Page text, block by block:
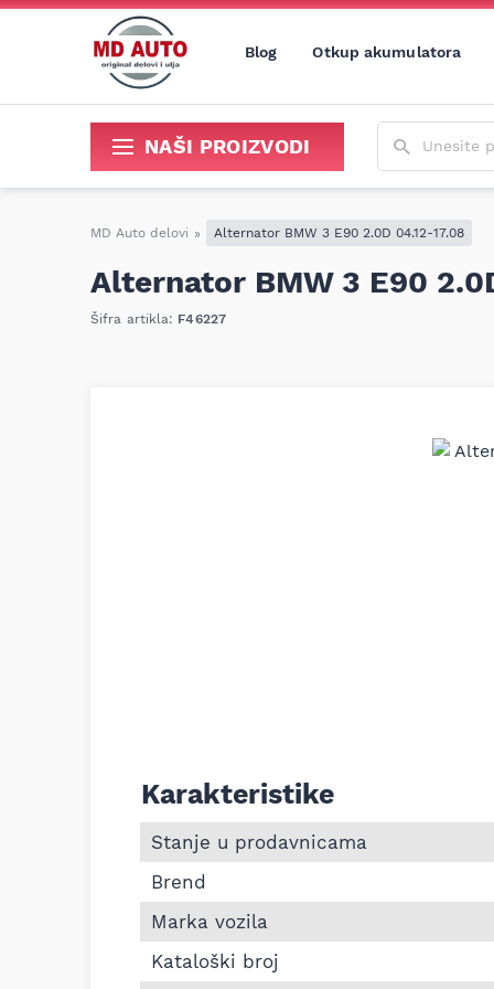
Blog Otkup akumulatora
NAŠI PROIZVODI
MD Auto delovi » Alternator BMW 3 E90 2.0D 04.12-17.08
Alternator BMW 3 E90
Šifra artikla: F46227
Informacije o Alternator BMW 3 E90 2.0D
Karakteristike
Stanje u prodavnicama
Brend
Marka vozila
Kataloški broj